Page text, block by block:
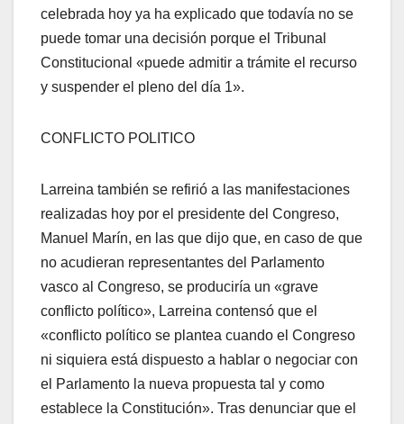
celebrada hoy ya ha explicado que todaví­a no se
puede tomar una decisión porque el Tribunal
Constitucional «puede admitir a trámite el recurso
y suspender el pleno del dí­a 1».
CONFLICTO POLITICO
Larreina también se refirió a las manifestaciones
realizadas hoy por el presidente del Congreso,
Manuel Marí­n, en las que dijo que, en caso de que
no acudieran representantes del Parlamento
vasco al Congreso, se producirí­a un «grave
conflicto polí­tico», Larreina contensó que el
«conflicto polí­tico se plantea cuando el Congreso
ni siquiera está dispuesto a hablar o negociar con
el Parlamento la nueva propuesta tal y como
establece la Constitución». Tras denunciar que el